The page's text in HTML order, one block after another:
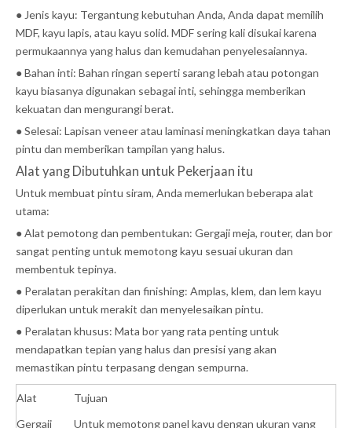
● Jenis kayu: Tergantung kebutuhan Anda, Anda dapat memilih
MDF, kayu lapis, atau kayu solid. MDF sering kali disukai karena
permukaannya yang halus dan kemudahan penyelesaiannya.
● Bahan inti: Bahan ringan seperti sarang lebah atau potongan
kayu biasanya digunakan sebagai inti, sehingga memberikan
kekuatan dan mengurangi berat.
● Selesai: Lapisan veneer atau laminasi meningkatkan daya tahan
pintu dan memberikan tampilan yang halus.
Alat yang Dibutuhkan untuk Pekerjaan itu
Untuk membuat pintu siram, Anda memerlukan beberapa alat
utama:
● Alat pemotong dan pembentukan: Gergaji meja, router, dan bor
sangat penting untuk memotong kayu sesuai ukuran dan
membentuk tepinya.
● Peralatan perakitan dan finishing: Amplas, klem, dan lem kayu
diperlukan untuk merakit dan menyelesaikan pintu.
● Peralatan khusus: Mata bor yang rata penting untuk
mendapatkan tepian yang halus dan presisi yang akan
memastikan pintu terpasang dengan sempurna.
Alat
Tujuan
Gergaji
Untuk memotong panel kayu dengan ukuran yang